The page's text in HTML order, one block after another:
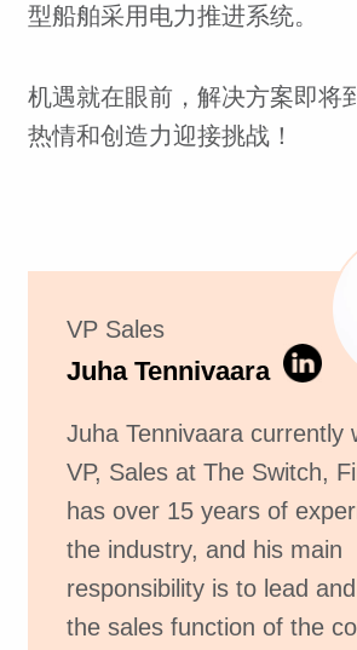
型船舶采用电力推进系统。
机遇就在眼前，解决方案即将
热情和创造力迎接挑战！
VP Sales
Juha Tennivaara
Juha Tennivaara currently
VP, Sales at The Switch,
has over 15 years of
the industry, and his main
responsibility is to lead
the sales function of the